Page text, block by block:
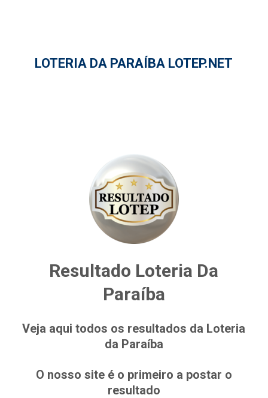
LOTERIA DA PARAÍBA LOTEP.NET
Resultado Loteria Da
Paraíba
Veja aqui todos os resultados da Loteria
da Paraíba
O nosso site é o primeiro a postar o
resultado